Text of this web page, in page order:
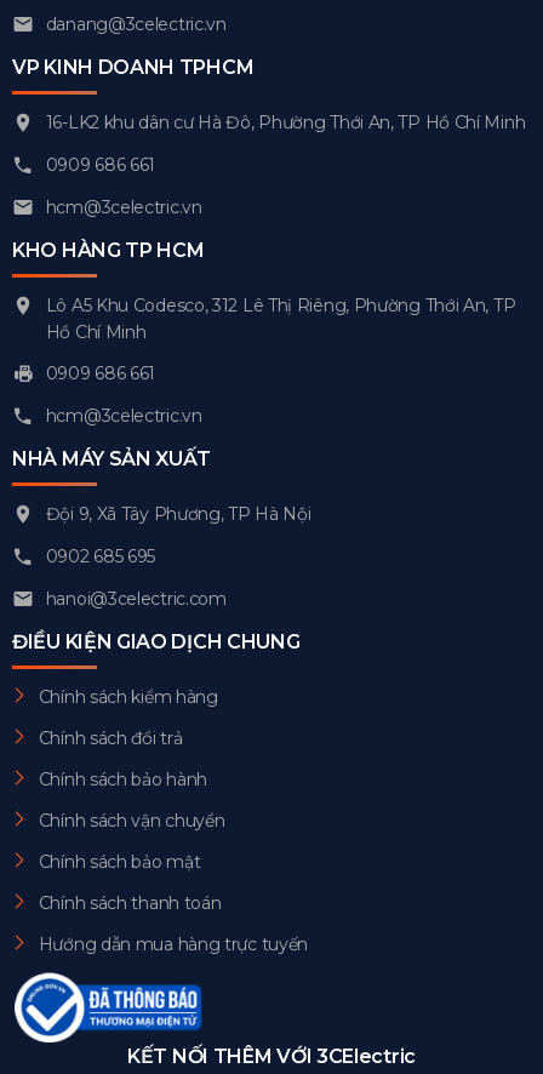
danang@3celectric.vn
VP KINH DOANH TPHCM
16-LK2 khu dân cư Hà Đô, Phường Thới An, TP Hồ Chí Minh
0909 686 661
hcm@3celectric.vn
KHO HÀNG TP HCM
Lô A5 Khu Codesco, 312 Lê Thị Riêng, Phường Thới An, TP
Hồ Chí Minh
0909 686 661
hcm@3celectric.vn
NHÀ MÁY SẢN XUẤT
Đội 9, Xã Tây Phương, TP Hà Nội
0902 685 695
hanoi@3celectric.com
ĐIỀU KIỆN GIAO DỊCH CHUNG
Chính sách kiểm hàng
Chính sách đổi trả
Chính sách bảo hành
Chính sách vận chuyển
Chính sách bảo mật
Chính sách thanh toán
Hướng dẫn mua hàng trực tuyến
KẾT NỐI THÊM VỚI 3CElectric